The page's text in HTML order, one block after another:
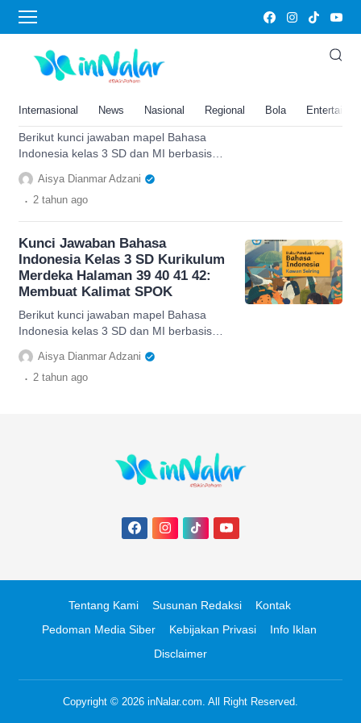
Internasional News Nasional Regional Bola
Membuat kalimat SPOK
Kunci Jawaban Bahasa
Indonesia Kelas 3 SD Kurikulum
Membuat Kalimat SPOK
Berikut kunci jawaban mapel Bahasa
Indonesia kelas 3 SD dan MI berbasis
Kurikulum Merdeka Bab 2 halaman 39,
40, 41, dan 42.
Aisya Dianmar Adzani
. 2 tahun ago
Kunci Jawaban Bahasa
Indonesia Kelas 3 SD Kurikulum
Merdeka Halaman 39 40 41 42:
Membuat Kalimat SPOK
Berikut kunci jawaban mapel Bahasa
Indonesia kelas 3 SD dan MI berbasis
Kurikulum Merdeka Bab 2 halaman 39,
40, 41, dan 42.
Aisya Dianmar Adzani
. 2 tahun ago
Tentang Kami Susunan Redaksi
Kontak
Pedoman Media Siber
Kebijakan Privasi
Info Iklan
Disclaimer
Copyright © 2026 inNalar.com. All Right Reserved.